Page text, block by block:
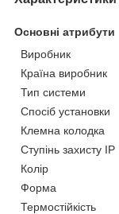
Основні атрибути
Виробник
Країна виробник
Тип системи
Спосіб установки
Клемна колодка
Ступінь захисту IP
Колір
Форма
Термостійкість